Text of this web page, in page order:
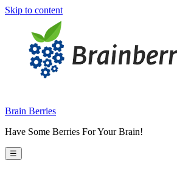
Skip to content
Brain Berries
Have Some Berries For Your Brain!
☰